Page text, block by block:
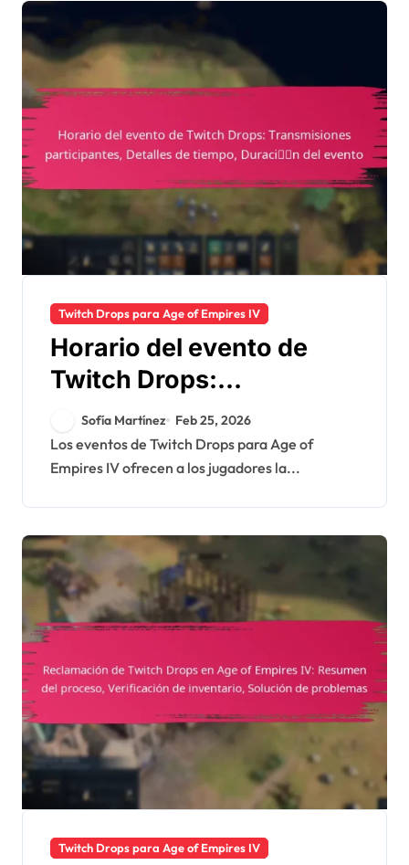
Twitch Drops para Age of Empires IV
Horario del evento de
Twitch Drops:
Transmisiones
participantes, Detalles de
tiempo, Duración del
evento
Sofía Martínez Feb 25, 2026
Los eventos de Twitch Drops para Age of
Empires IV ofrecen a los jugadores la...
Twitch Drops para Age of Empires IV